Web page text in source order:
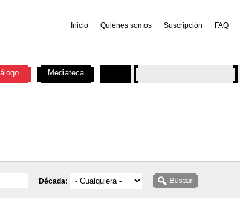
Inicio Quiénes somos Suscripción FAQ
Década:
Mediateca